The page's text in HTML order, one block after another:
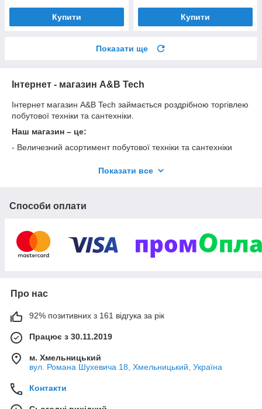
Купити Купити
Показати ще
Інтернет - магазин A&B Tech
Інтернет магазин A&B Tech займається роздрібною торгівлею
побутової техніки та сантехніки.
Наш магазин – це:
- Величезний асортимент побутової техніки та сантехніки
- На ринку України більше 3-х років
поверхні, духові шафи,витяжки для кухні, кухонні мийки,
кухонні змішувачі.
брендів. При покупці будь-якого товару в нашому інтернет-
території України
Економте свій час
Наші спеціалісти допоможуть підбрати техніку та сантехніку
під ваші технічні потреби та дизайн кухні
Показати все
Способи оплати
Про нас
92% позитивних з 161 відгука за рік
Працює з 30.11.2019
м. Хмельницький
вул. Романа Шухевича 18, Хмельницький, Україна
Контакти